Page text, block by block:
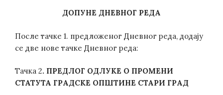
ДОПУНЕ ДНЕВНОГ РЕДА
После тачке 1. предложеног Дневног реда, додају
се две нове тачке Дневног реда:
Тачка 2. ПРЕДЛОГ ОДЛУКЕ O ПРОМЕНИ
СТАТУТА ГРАДСКЕ ОПШТИНЕ СТАРИ ГРАД